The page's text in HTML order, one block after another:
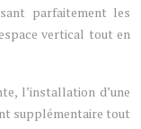
parfaitement les
vertical tout en
l’installation d’une
supplémentaire tout